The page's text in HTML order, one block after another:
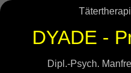
DYADE -
Dipl.-Psych.